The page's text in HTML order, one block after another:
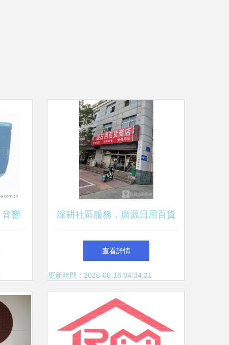
響 深耕社區服務，廣源日用百貨
商店的溫暖日常
查看詳情
更新時間：2026-06-18 04:34:31